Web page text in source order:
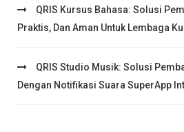
QRIS Kursus Bahasa: Solusi
Praktis, Dan Aman Untuk Lembaga
QRIS Studio Musik: Solusi
Dengan Notifikasi Suara SuperApp